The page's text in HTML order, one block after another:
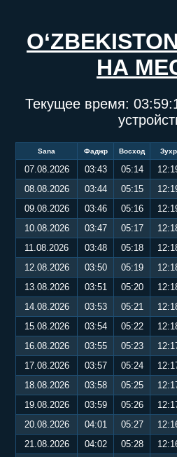
НА
Текущее время:
Sana Фаджр Восход Зухр
07.08.2026 03:43 05:14
08.08.2026
03:44 05:15
09.08.2026
03:46 05:16
10.08.2026
03:47 05:17
11.08.2026
03:48 05:18
12.08.2026
03:50 05:19
13.08.2026
03:51 05:20
14.08.2026
03:53 05:21
15.08.2026
03:54 05:22
16.08.2026
03:55 05:23
17.08.2026
03:57 05:24
18.08.2026
03:58 05:25
19.08.2026
03:59 05:26
20.08.2026
04:01 05:27
21.08.2026
04:02 05:28